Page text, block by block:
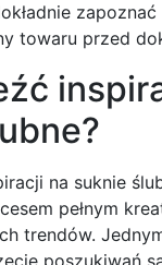
towaru przed
na suknie
pełnym
trendów.